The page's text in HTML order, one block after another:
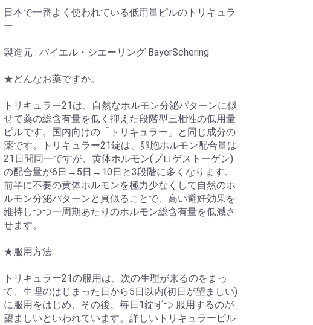
日本で一番よく使われている低用量ピルのトリキュラ
ー
製造元 : バイエル・シエーリング BayerSchering
★どんなお薬ですか。
トリキュラー21は、自然なホルモン分泌パターンに似
せて薬の総含有量を低く抑えた段階型三相性の低用量
ピルです。国内向けの「トリキュラー」と同じ成分の
薬です。トリキュラー21錠は、卵胞ホルモン配合量は
21日間同一ですが、黄体ホルモン(プロゲストーゲン)
の配合量が6日→5日→10日と3段階に多くなります。
前半に不要の黄体ホルモンを極力少なくして自然のホ
ルモン分泌パターンと真似ることで、高い避妊効果を
維持しつつ一周期あたりのホルモン総含有量を低減さ
せます。
★服用方法:
トリキュラー21の服用は、次の生理が来るのをまっ
て、生理のはじまった日から5日以内(初日が望ましい)
に服用をはじめ、その後、毎日1錠ずつ 服用するのが
望ましいといわれています。詳しいトリキュラーピル